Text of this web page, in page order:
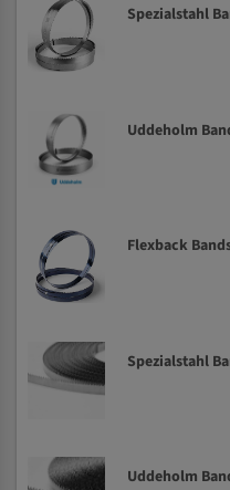
Spezialstahl
Uddeholm
Flexback
Spezialstahl
Uddeholm